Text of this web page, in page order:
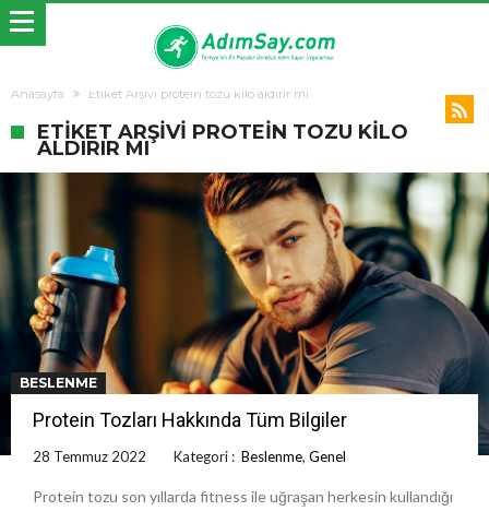
Anasayfa Etiket Arşivi protein tozu kilo aldırır mı
ETIKET ARŞIVI PROTEIN TOZU KILO
ALDIRIR MI
BESLENME
Protein Tozları Hakkında Tüm Bilgiler
28 Temmuz 2022 Kategori : Beslenme, Genel
Protein tozu son yıllarda fitness ile uğraşan herkesin kullandığı